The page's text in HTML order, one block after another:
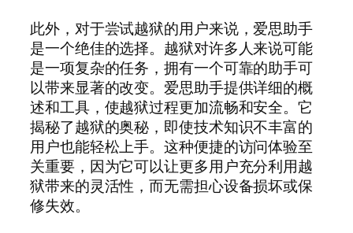
此外，对于尝试越狱的用户来说，爱思助手
是一个绝佳的选择。越狱对许多人来说可能
是一项复杂的任务，拥有一个可靠的助手可
以带来显著的改变。爱思助手提供详细的概
述和工具，使越狱过程更加流畅和安全。它
揭秘了越狱的奥秘，即使技术知识不丰富的
用户也能轻松上手。这种便捷的访问体验至
关重要，因为它可以让更多用户充分利用越
狱带来的灵活性，而无需担心设备损坏或保
修失效。